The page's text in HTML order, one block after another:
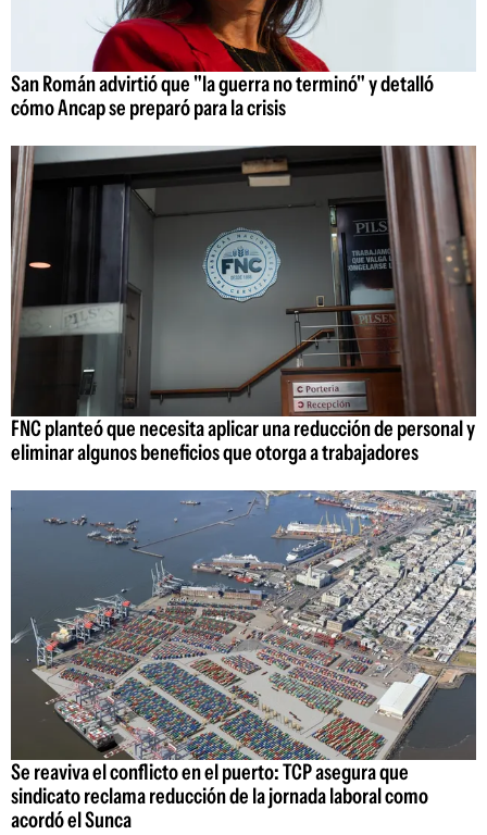
San Román advirtió que "la guerra no terminó" y detalló
cómo Ancap se preparó para la crisis
FNC planteó que necesita aplicar una reducción de personal y
eliminar algunos beneficios que otorga a trabajadores
Se reaviva el conflicto en el puerto: TCP asegura que
sindicato reclama reducción de la jornada laboral como
acordó el Sunca